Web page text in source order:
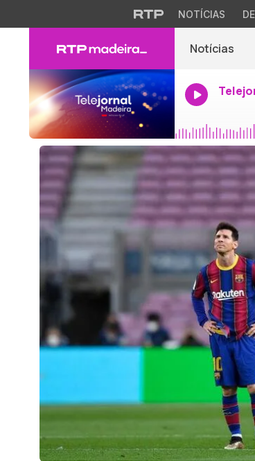
NOTÍCIAS
Notícias